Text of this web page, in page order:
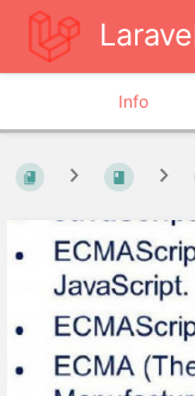
Info